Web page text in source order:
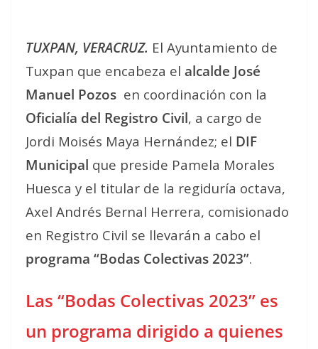
TUXPAN, VERACRUZ. El Ayuntamiento de
Tuxpan que encabeza el alcalde José
Manuel Pozos en coordinación con la
Oficialía del Registro Civil, a cargo de
Jordi Moisés Maya Hernández; el DIF
Municipal que preside Pamela Morales
Huesca y el titular de la regiduría octava,
Axel Andrés Bernal Herrera, comisionado
en Registro Civil se llevarán a cabo el
programa “Bodas Colectivas 2023”.
Las “Bodas Colectivas 2023” es
un programa dirigido a quienes